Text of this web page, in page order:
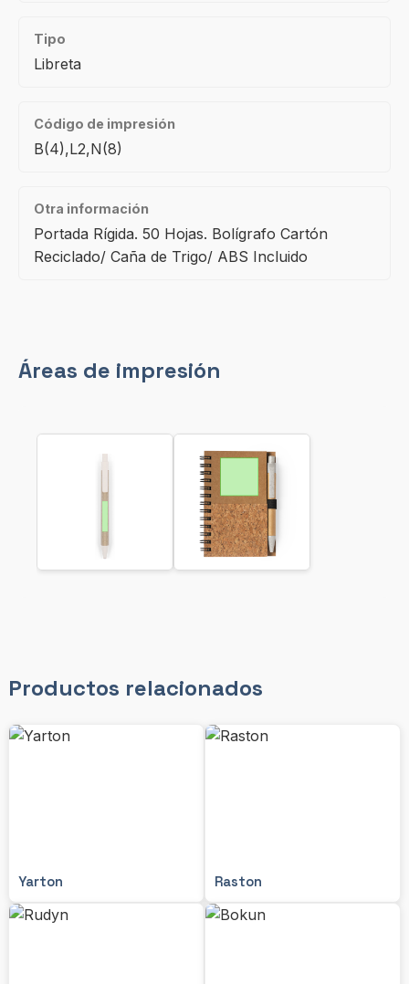
Tipo
Libreta
Código de impresión
B(4),L2,N(8)
Otra información
Portada Rígida. 50 Hojas. Bolígrafo Cartón
Reciclado/ Caña de Trigo/ ABS Incluido
Áreas de impresión
Productos relacionados
Yarton Raston